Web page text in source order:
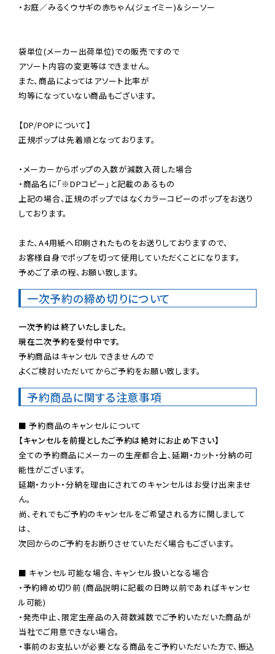
・お庭／みるくウサギの赤ちゃん(ジェイミー)＆シーソー
袋単位(メーカー出荷単位)での販売ですので
アソート内容の変更等はできません。
また、商品によってはアソート比率が
均等になっていない商品もございます。
【DP/POPについて】
正規ポップは先着順となっております。
・メーカーからポップの入数が減数入荷した場合
・商品名に「※DPコピー」と記載のあるもの
上記の場合、正規のポップではなくカラーコピーのポップをお送り
しております。
また、A4用紙へ印刷されたものをお送りしておりますので、
お客様自身でポップを切って使用していただくことになります。
予めご了承の程、お願い致します。
一次予約の締め切りについて
一次予約は終了いたしました。
現在二次予約を受付中です。
予約商品はキャンセルできませんので
よくご検討いただいてからご予約をお願い致します。
予約商品に関する注意事項
【キャンセルを前提としたご予約は絶対にお止め下さい】
全ての予約商品にメーカーの生産都合上、延期・カット・分納の可
能性がございます。
延期・カット・分納を理由にされてのキャンセルはお受け出来ませ
ん。
尚、それでもご予約のキャンセルをご希望される方に関しまして
は、
次回からのご予約をお断りさせていただく場合もございます。
■ キャンセル可能な場合、キャンセル扱いとなる場合
・予約締め切り前 (商品説明に記載の日時以前であればキャンセ
ル可能)
・発売中止、限定生産品の入荷数減数でご予約いただいた商品が
当社でご用意できない場合。
・事前のお支払いが必要となる商品をご予約いただいた方で、振込